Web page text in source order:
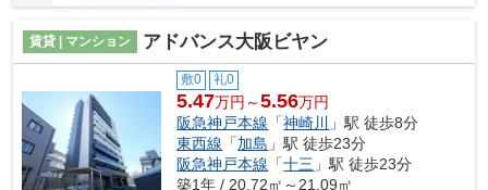
賃貸 | マンション アドバンス大阪ビヤン
敷0 礼0
5.47万円～5.56万円
阪急神戸本線 「神崎川
」駅 徒歩8分
東西線 「加島 」駅 徒歩23分
阪急神戸本線 「十三 」駅 徒歩23分
築1年 / 20.72㎡～21.09㎡